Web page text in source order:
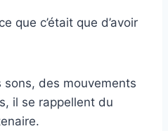
que c’était que d’avoir
des mouvements
il se rappellent du